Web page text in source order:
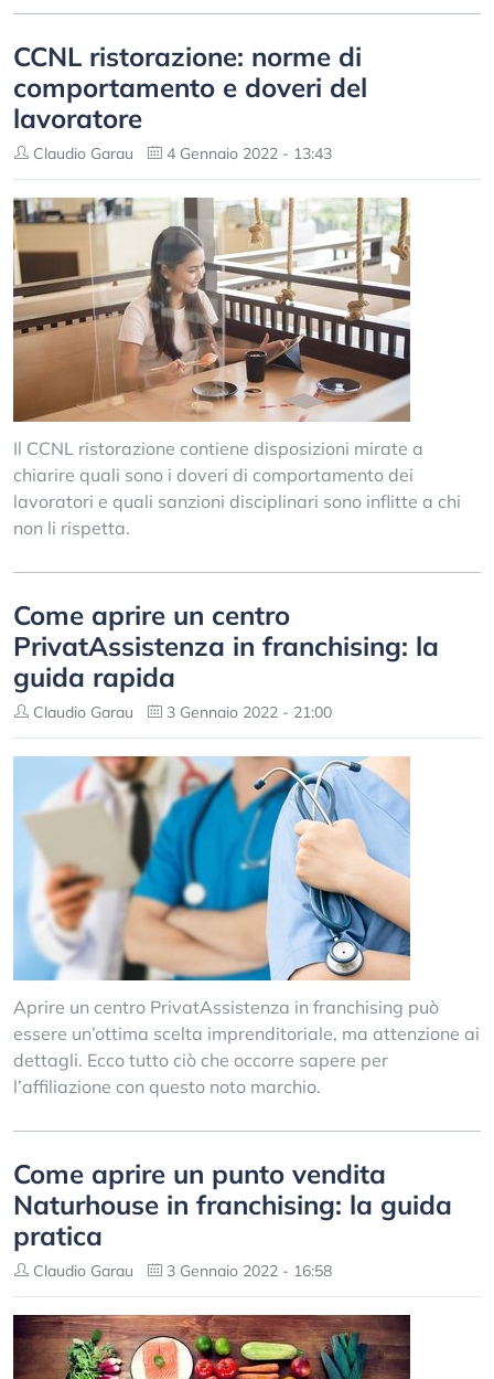
CCNL ristorazione: norme di
comportamento e doveri del
lavoratore
Claudio Garau 4 Gennaio 2022 - 13:43
Il CCNL ristorazione contiene disposizioni mirate a
chiarire quali sono i doveri di comportamento dei
lavoratori e quali sanzioni disciplinari sono inflitte a chi
non li rispetta.
Come aprire un centro
PrivatAssistenza in franchising: la
guida rapida
Claudio Garau 3 Gennaio 2022 - 21:00
Aprire un centro PrivatAssistenza in franchising può
essere un’ottima scelta imprenditoriale, ma attenzione ai
dettagli. Ecco tutto ciò che occorre sapere per
l’affiliazione con questo noto marchio.
Come aprire un punto vendita
Naturhouse in franchising: la guida
pratica
Claudio Garau 3 Gennaio 2022 - 16:58